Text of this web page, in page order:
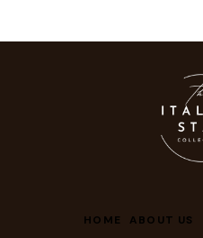
HOME ABOUT US